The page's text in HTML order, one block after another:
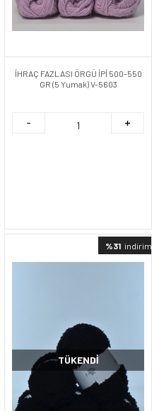
İHRAÇ FAZLASI ÖRGÜ İPİ 500-550
GR (5 Yumak) V-5603
%31 indirimli
TÜKENDI